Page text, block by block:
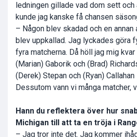
ledningen gillade vad dom sett
kunde jag kanske få chansen
– Någon blev skadad och en annan
blev uppkallad. Jag lyckades göra
fyra matcherna. Då höll jag mig
( Marian) Gaborik och ( Brad)
( Derek) Stepan och ( Ryan) Callahan
Dessutom vann vi många matcher,
Hann du reflektera över hur
Michigan till att ta en tröja i
– Jag tror inte det. Jag kommer